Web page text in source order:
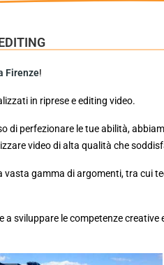
Firenze!
in riprese e editing video.
di perfezionare le tue abilità,
video di alta qualità che
vasta gamma di argomenti, tra cui
sviluppare le competenze